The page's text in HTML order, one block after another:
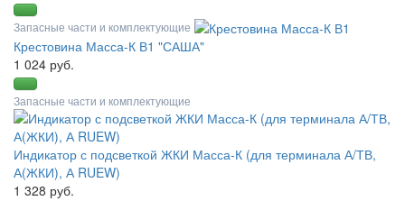
Запасные части и комплектующие
Крестовина Масса-К В1 "САША"
1 024 руб.
Запасные части и комплектующие
Индикатор с подсветкой ЖКИ Масса-К (для терминала А/ТВ,
А(ЖКИ), А RUEW)
1 328 руб.